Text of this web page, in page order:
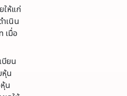
ให้แก่
เนิน
เมื่อ
บียน
หุ้น
น